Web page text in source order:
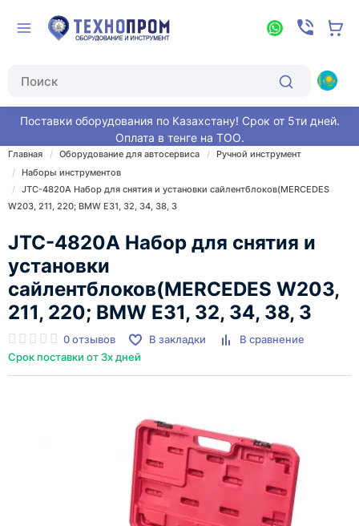
Поставки оборудования по Казахстану! Срок от 5ти дней.
Оплата в тенге на ТОО.
Главная Оборудование для автосервиса
Ручной инструмент
Наборы инструментов
JTC-4820A Набор для снятия и установки сайлентблоков(MERCEDES
W203, 211, 220; BMW E31, 32, 34, 38, 3
JTC-4820A Набор для снятия и
установки
сайлентблоков(MERCEDES W203,
211, 220; BMW E31, 32, 34, 38, 3
0 отзывов В закладки
В сравнение
Срок поставки от 3х дней